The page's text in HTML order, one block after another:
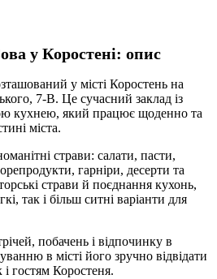
у Коростені: опис
у місті Коростень на
7-В. Це сучасний заклад із
кухнею, який працює щоденно та
міста.
страви: салати, пасти,
гарніри, десерти та
страви й поєднання кухонь,
так і більш ситні варіанти для
побачень і відпочинку в
в місті його зручно відвідати
гостям Коростеня.